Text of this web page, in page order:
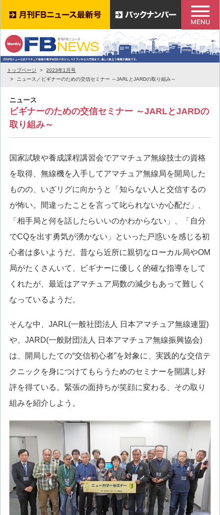
トップページ
2023年1月号
ニュース／ビギナーのための交信セミナー ～JARLとJARDの取り組み～
ニュース
ビギナーのための交信セミナー ～JARLとJARDの
取り組み～
国家試験や養成課程講習会でアマチュア無線技士の資格
を取得、無線機を入手してアマチュア無線局を開局した
ものの、いざリグに向かうと「知らない人と交信するの
が怖い。間違ったことを言って叱られないか心配だ」、
「相手局と何を話したらいいのかわからない」、「自分
でCQを出す勇気が湧かない」といった戸惑いを感じる初
心者は多いようだ。昔なら近所に親切なローカル局やOM
局がたくさんいて、ビギナーに優しく的確な指導をして
くれたが、最近はアマチュア局数の減少もあって難しく
なっているようだ。
そんな中、JARL(一般社団法人 日本アマチュア無線連盟)
や、JARD(一般財団法人 日本アマチュア無線振興協会)
は、開局したての“交信初心者”を対象に、実践的な交信テ
クニックを身につけてもらうためのセミナーを開講し好
評を得ている。緊張の面持ちが笑顔に変わる、その取り
組みを紹介しよう。